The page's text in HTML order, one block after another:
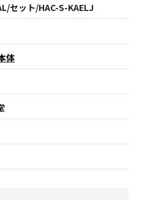
セット/HAC-S-KAELJ
体